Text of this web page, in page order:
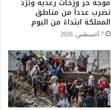
تضرب عدداً من مناطق
المملكة ابتداءً من اليوم
7 أغسطس، 2026